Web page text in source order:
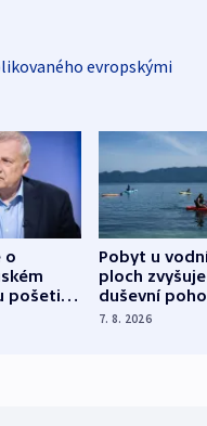
evropskými
o
pošetilé,
Pobyt u
ploch zvyšuje
duševní
ukázala
7. 8. 2026